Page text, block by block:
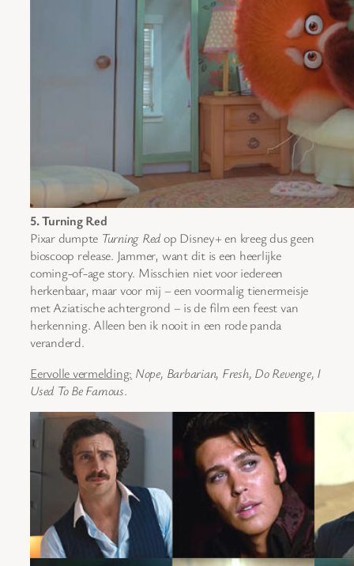
5. Turning Red
Pixar dumpte Turning Redop Disney+ en kreeg dus geen
bioscoop release. Jammer, want dit is een heerlijke
coming-of-age story. Misschien niet voor iedereen
herkenbaar, maar voor mij – een voormalig tienermeisje
met Aziatische achtergrond – is de film een feest van
herkenning. Alleen ben ik nooit in een rode panda
veranderd.
Eervolle vermelding: Nope, Barbarian, Fresh, Do Revenge, I
Used To Be Famous.